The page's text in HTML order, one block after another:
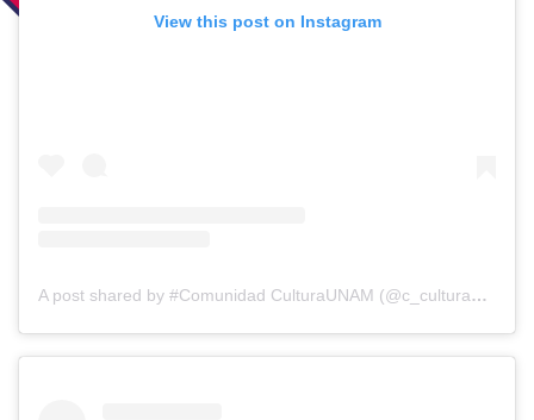
View this post on Instagram
A post shared by #Comunidad CulturaUNAM (@c_culturaunam)